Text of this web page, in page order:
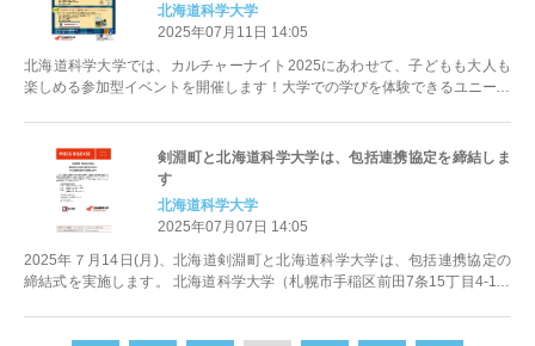
北海道科学大学
2025年07月11日 14:05
北海道科学大学では、カルチャーナイト2025にあわせて、子どもも大人も
楽しめる参加型イベントを開催します！大学での学びを体験できるユニーク
剣淵町と北海道科学大学は、包括連携協定を締結しま
す
北海道科学大学
2025年07月07日 14:05
2025年７月14日(月)、北海道剣淵町と北海道科学大学は、包括連携協定の
締結式を実施します。 北海道科学大学（札幌市手稲区前田7条15丁目4-1）